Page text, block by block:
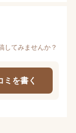
してみませんか？
ミを書く